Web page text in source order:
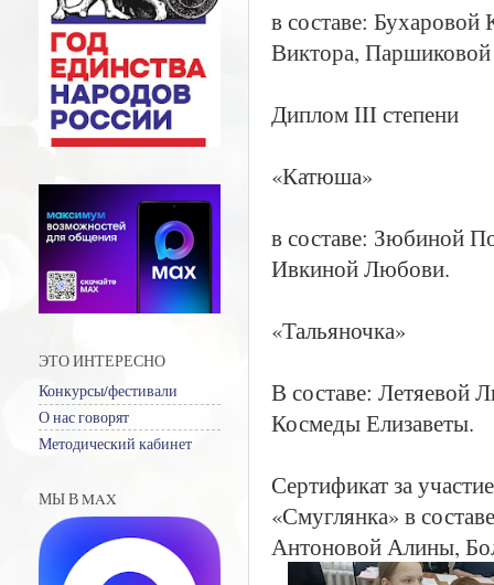
в составе:
Виктора,
Диплом III степени
«Катюша»
в составе: Зюбиной
Ивкиной Любови.
«Тальяночка»
В составе: Летяевой
Космеды Елизаветы.
Сертификат за
«Смуглянка» в
Антоновой Алины,
ЭТО ИНТЕРЕСНО
Конкурсы/фестивали
О нас говорят
Методический кабинет
МЫ В MAX